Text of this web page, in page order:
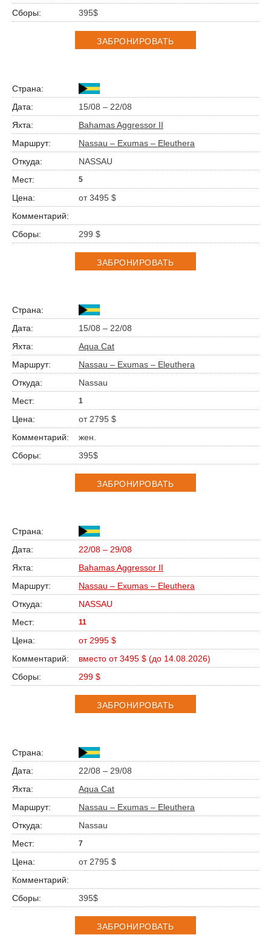
395$
ЗАБРОНИРОВАТЬ
15/08 – 22/08
Bahamas Aggressor II
Nassau – Exumas – Eleuthera
NASSAU
5
от 3495 $
299 $
ЗАБРОНИРОВАТЬ
15/08 – 22/08
Aqua Cat
Nassau – Exumas – Eleuthera
Nassau
1
от 2795 $
жен.
395$
ЗАБРОНИРОВАТЬ
22/08 – 29/08
Bahamas Aggressor II
Nassau – Exumas – Eleuthera
NASSAU
11
от 2995 $
вместо от 3495 $ (до 14.08.2026)
299 $
ЗАБРОНИРОВАТЬ
22/08 – 29/08
Aqua Cat
Nassau – Exumas – Eleuthera
Nassau
7
от 2795 $
395$
ЗАБРОНИРОВАТЬ